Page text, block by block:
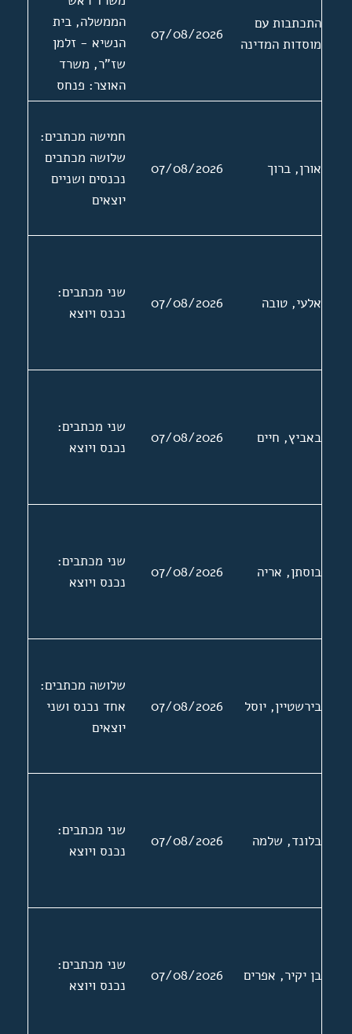
העולמי. אישים:
משה ארם, חיים
לבנון, אברהם
בקר, יהושע לוי
ישראל
ישראל פולק, משה
ריבלין, דוד צימנד
התכתבות עם
מוסדות המדינה
07/08/2026
הממשלה, בית
הנשיא - זלמן
שז"ר, משרד
האוצר: פנחס
ספיר, משרד
הפנים, משרד
העבודה: גולדה
אורן, ברוך 07/08/2026
חמישה מכתבים:
שלושה מכתבים
נכנסים ושניים
יוצאים
אלעי, טובה 07/08/2026
שני מכתבים:
נכנס ויוצא
באביץ, חיים 07/08/2026
שני מכתבים:
נכנס ויוצא
בוסתן, אריה 07/08/2026
שני מכתבים:
נכנס ויוצא
בירשטיין, יוסל 07/08/2026
שלושה מכתבים:
אחד נכנס ושני
יוצאים
בלונד, שלמה 07/08/2026
שני מכתבים:
נכנס ויוצא
בן יקיר, אפרים 07/08/2026
שני מכתבים:
נכנס ויוצא